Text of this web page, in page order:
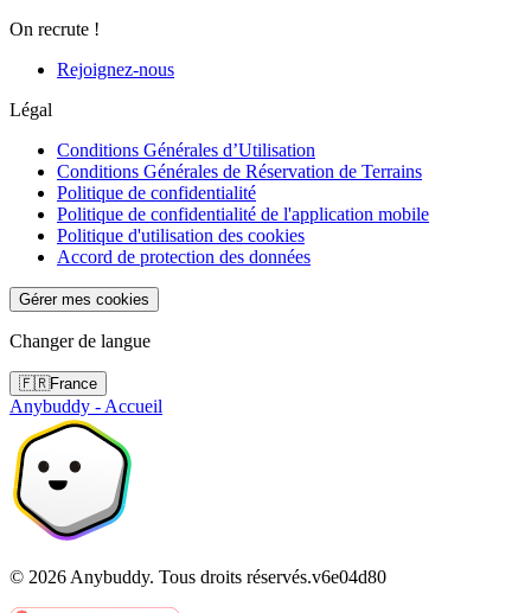
On recrute !
Rejoignez-nous
Légal
Conditions Générales d’Utilisation
Conditions Générales de Réservation de Terrains
Politique de confidentialité
Politique de confidentialité de l'application mobile
Politique d'utilisation des cookies
Accord de protection des données
Gérer mes cookies
Changer de langue
🇫🇷France
Anybuddy - Accueil
© 2026 Anybuddy. Tous droits réservés.v6e04d80